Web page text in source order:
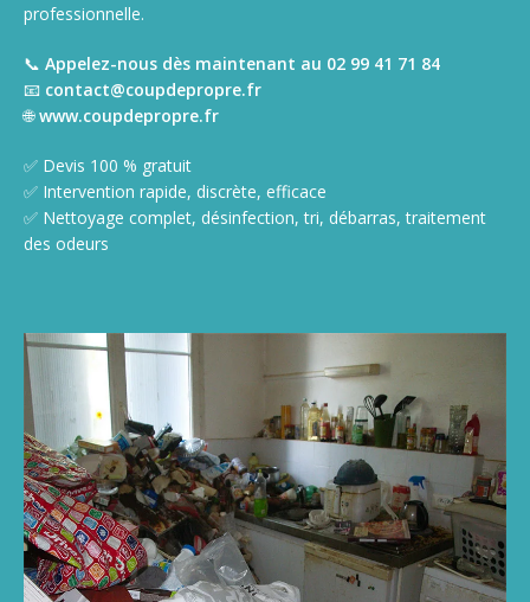
professionnelle.
📞 Appelez-nous dès maintenant au 02 99 41 71 84
📧 contact@coupdepropre.fr
🌐www.coupdepropre.fr
✅ Devis 100 % gratuit
✅ Intervention rapide, discrète, efficace
✅ Nettoyage complet, désinfection, tri, débarras, traitement
des odeurs